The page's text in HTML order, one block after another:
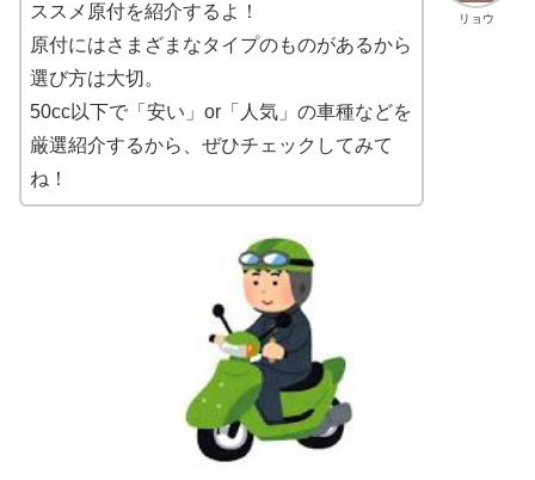
リョウ
ススメ原付を紹介するよ！
原付にはさまざまなタイプのものがあるから
選び方は大切。
50cc以下で「安い」or「人気」の車種などを
厳選紹介するから、ぜひチェックしてみて
ね！